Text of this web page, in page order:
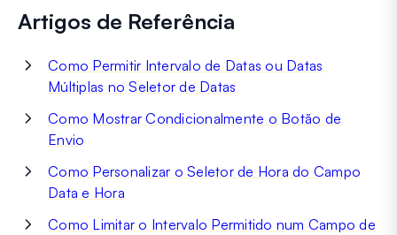
Artigos de Referência
Como Permitir Intervalo de Datas ou Datas
Múltiplas no Seletor de Datas
Como Mostrar Condicionalmente o Botão de
Envio
Como Personalizar o Seletor de Hora do Campo
Data e Hora
Como Limitar o Intervalo Permitido num Campo de